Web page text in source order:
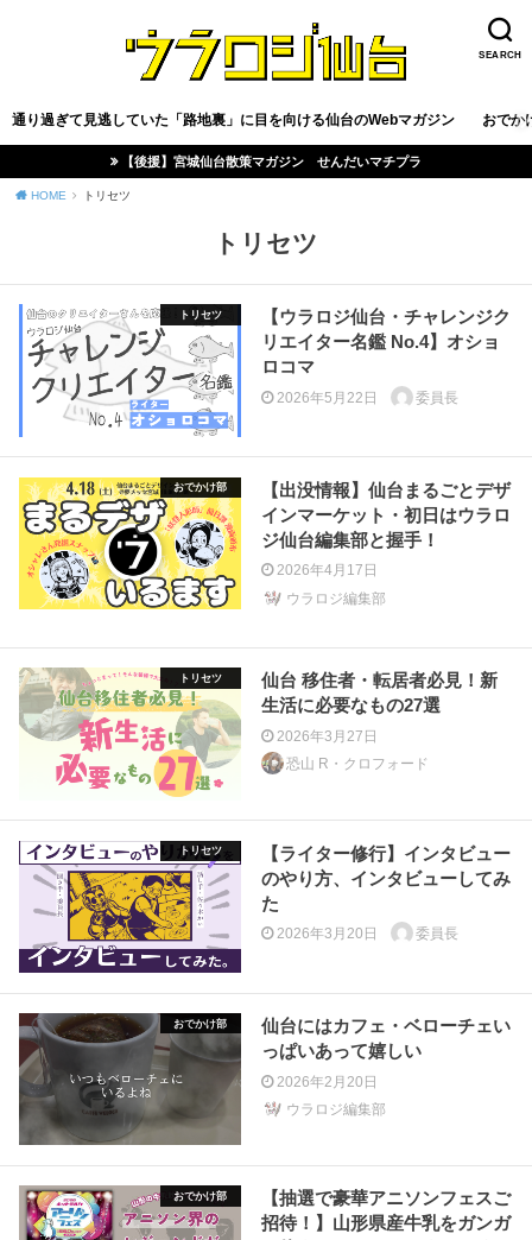
SEARCH
通り過ぎて見逃していた「路地裏」に目を向ける仙台のWebマガジン おでか
【後援】宮城仙台散策マガジン せんだいマチプラ
HOME トリセツ
トリセツ
トリセツ
【ウラロジ仙台・チャレンジク
リエイター名鑑 No.4】オショ
ロコマ
2026年5月22日 委員長
おでかけ部
【出没情報】仙台まるごとデザ
インマーケット・初日はウラロ
ジ仙台編集部と握手！
2026年4月17日
ウラロジ編集部
トリセツ
仙台 移住者・転居者必見！新
生活に必要なもの27選
2026年3月27日
恐山 R・クロフォード
トリセツ
【ライター修行】インタビュー
のやり方、インタビューしてみ
た
2026年3月20日 委員長
おでかけ部
仙台にはカフェ・ベローチェい
っぱいあって嬉しい
2026年2月20日
ウラロジ編集部
おでかけ部
【抽選で豪華アニソンフェスご
招待！】山形県産牛乳をガンガ